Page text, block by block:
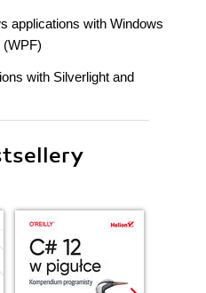
applications with Windows
(WPF)
with Silverlight and